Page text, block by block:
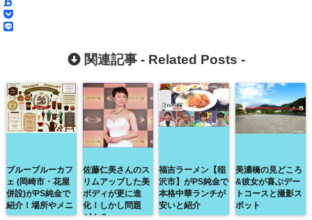
関連記事 - Related Posts -
ブルーブルーカフ
ェ (岡崎市・花屋
併設)がPS純金で
紹介！場所やメニ
ュー
佐藤仁美さんのス
リムアップした美
ボディが更に進
化！しかし問題
が！？
福吉ラーメン【稲
沢市】がPS純金で
本格中華ランチが
安いと紹介
美濃橋の見どころ
&彼女が喜ぶデー
トコースと撮影ス
ポット